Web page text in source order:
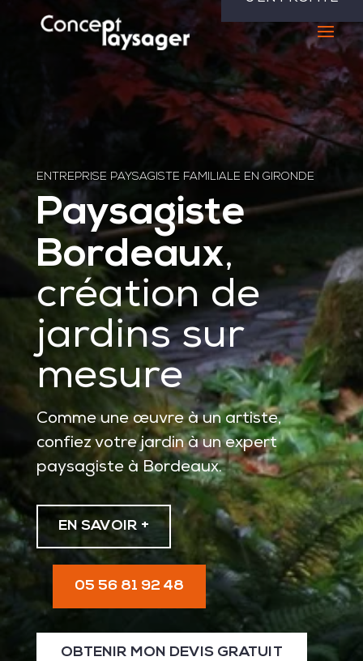
ENTREPRISE PAYSAGISTE FAMILIALE EN GIRONDE
Paysagiste
Bordeaux,
création de
jardins sur
mesure
Comme une œuvre à un artiste,
confiez votre jardin à un expert
paysagiste à Bordeaux.
EN SAVOIR +
05 56 81 92 48
OBTENIR MON DEVIS GRATUIT